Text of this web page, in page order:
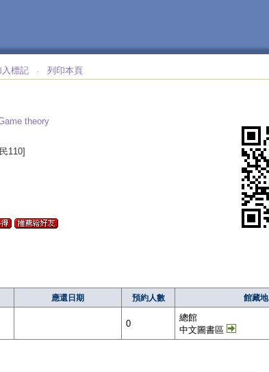
入標記 ‧
列印本頁
theory
110]
應還日期 預約人數 館藏地
0
總館
中文圖書區